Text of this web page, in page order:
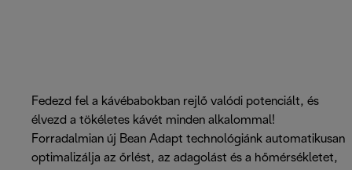
Fedezd fel a kávébabokban rejlő valódi potenciált, és
élvezd a tökéletes kávét minden alkalommal!
Forradalmian új Bean Adapt technológiánk automatikusan
optimalizálja az őrlést, az adagolást és a hőmérsékletet,